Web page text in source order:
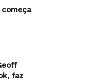
começa
faz